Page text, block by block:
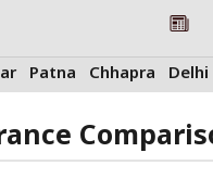
Patna Chhapra Delhi